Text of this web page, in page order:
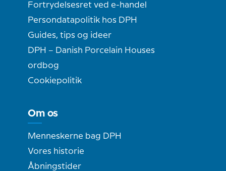
Fortrydelsesret ved e-handel
Persondatapolitik hos DPH
Guides, tips og ideer
DPH – Danish Porcelain Houses
ordbog
Cookiepolitik
Om os
Menneskerne bag DPH
Vores historie
Åbningstider